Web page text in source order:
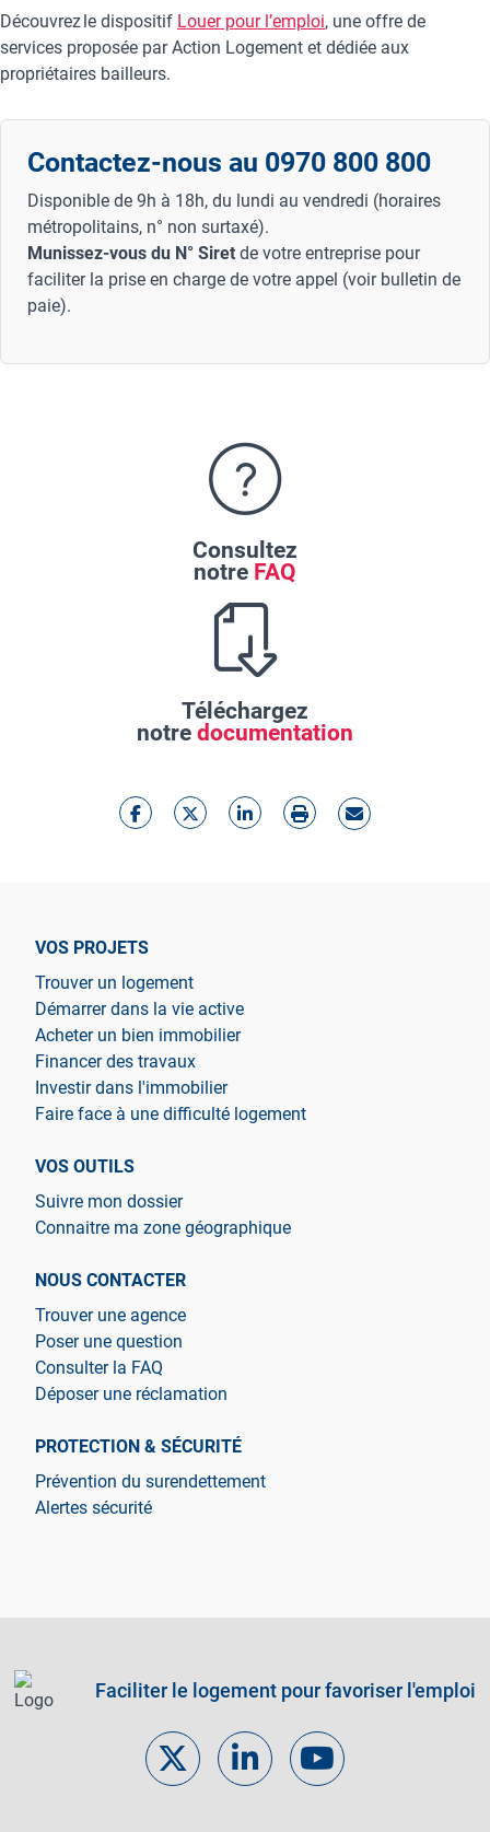
Découvrez le dispositif Louer pour l’emploi, une offre de
services proposée par Action Logement et dédiée aux
propriétaires bailleurs.
Contactez-nous au 0970 800 800
Disponible de 9h à 18h, du lundi au vendredi (horaires
métropolitains, n° non surtaxé).
Munissez-vous du N° Siret de votre entreprise pour
faciliter la prise en charge de votre appel (voir bulletin de
paie).
Consultez
notre FAQ
Téléchargez
notre documentation
VOS PROJETS
Trouver un logement
Démarrer dans la vie active
Acheter un bien immobilier
Financer des travaux
Investir dans l'immobilier
Faire face à une difficulté logement
VOS OUTILS
Suivre mon dossier
Connaitre ma zone géographique
NOUS CONTACTER
Trouver une agence
Poser une question
Consulter la FAQ
Déposer une réclamation
PROTECTION & SÉCURITÉ
Prévention du surendettement
Alertes sécurité
Faciliter le logement pour favoriser l'emploi